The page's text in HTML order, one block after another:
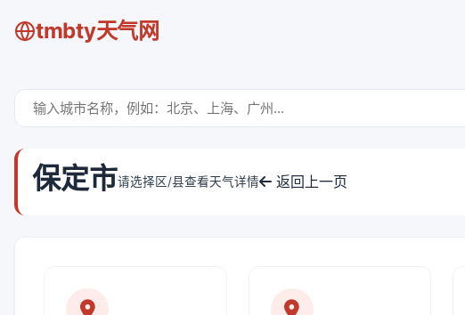
tmbty天气网
保定市请选择区/县查看天气详情 返回上一页